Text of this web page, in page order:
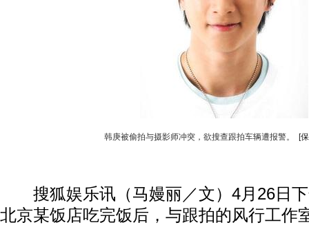
韩庚被偷拍与摄影师冲突，欲搜查跟拍车辆遭报警。 [
搜狐娱乐讯（马嫚丽／文）4月26日
北京某饭店吃完饭后，与跟拍的风行工作